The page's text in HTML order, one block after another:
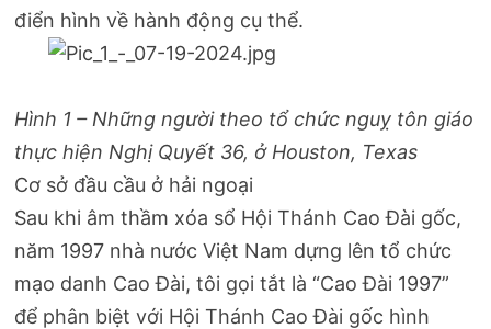
điển hình về hành động cụ thể.
Hình 1 – Những người theo tổ chức nguỵ tôn giáo
thực hiện Nghị Quyết 36, ở Houston, Texas
Cơ sở đầu cầu ở hải ngoại
Sau khi âm thầm xóa sổ Hội Thánh Cao Đài gốc,
năm 1997 nhà nước Việt Nam dựng lên tổ chức
mạo danh Cao Đài, tôi gọi tắt là “Cao Đài 1997”
để phân biệt với Hội Thánh Cao Đài gốc hình